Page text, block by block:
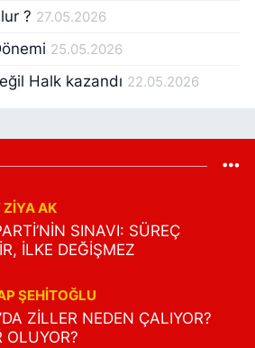
? 27.05.2026
25.05.2026
Halk kazandı 22.05.2026
ZIYA AK
SINAVI: SÜREÇ
İLKE DEĞİŞMEZ
ŞEHITOĞLU
ZİLLER NEDEN ÇALIYOR?
OLUYOR?